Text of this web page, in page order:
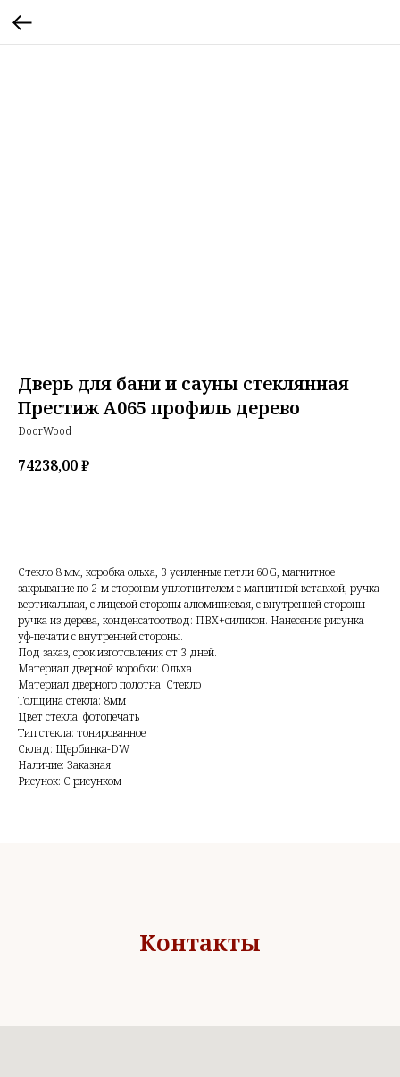
Дверь для бани и сауны стеклянная
Престиж А065 профиль дерево
DoorWood
74238,00₽
Стекло 8 мм, коробка ольха, 3 усиленные петли 60G, магнитное
закрывание по 2-м сторонам уплотнителем с магнитной вставкой, ручка
вертикальная, с лицевой стороны алюминиевая, с внутренней стороны
ручка из дерева, конденсатоотвод: ПВХ+силикон. Нанесение рисунка
уф-печати с внутренней стороны.
Под заказ, срок изготовления от 3 дней.
Материал дверной коробки: Ольха
Материал дверного полотна: Стекло
Толщина стекла: 8мм
Цвет стекла: фотопечать
Тип стекла: тонированное
Склад: Щербинка-DW
Наличие: Заказная
Рисунок: С рисунком
Контакты